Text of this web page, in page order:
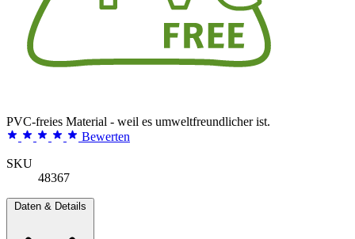
PVC-freies Material - weil es umweltfreundlicher ist.
Bewerten
SKU
48367
Daten & Details